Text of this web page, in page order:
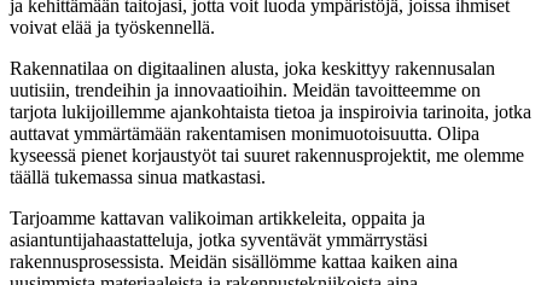
ja kehittämään taitojasi, jotta voit luoda ympäristöjä, joissa ihmiset
voivat elää ja työskennellä.
Rakennatilaa on digitaalinen alusta, joka keskittyy rakennusalan
uutisiin, trendeihin ja innovaatioihin. Meidän tavoitteemme on
tarjota lukijoillemme ajankohtaista tietoa ja inspiroivia tarinoita, jotka
auttavat ymmärtämään rakentamisen monimuotoisuutta. Olipa
kyseessä pienet korjaustyöt tai suuret rakennusprojektit, me olemme
täällä tukemassa sinua matkastasi.
Tarjoamme kattavan valikoiman artikkeleita, oppaita ja
asiantuntijahaastatteluja, jotka syventävät ymmärrystäsi
rakennusprosessista. Meidän sisällömme kattaa kaiken aina